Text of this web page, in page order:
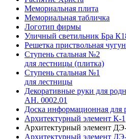
Мемориальная плита
Мемориальная табличка
Логотип фирмы
Уличный светильник Бра
Решетка приствольная
Ступень стальная №2
для лестницы (плитка)
Ступень стальная №1
для лестницы
Декоративные руки для
АН. 0002.01
Доска информационная для
Архитектурный элемент К-1
Архитектурный элемент
Архитектурный элемент